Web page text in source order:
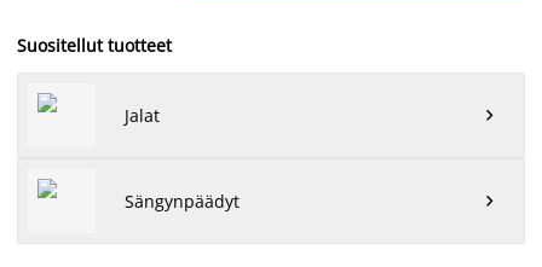
Suositellut tuotteet
Jalat 
Sängynpäädyt 